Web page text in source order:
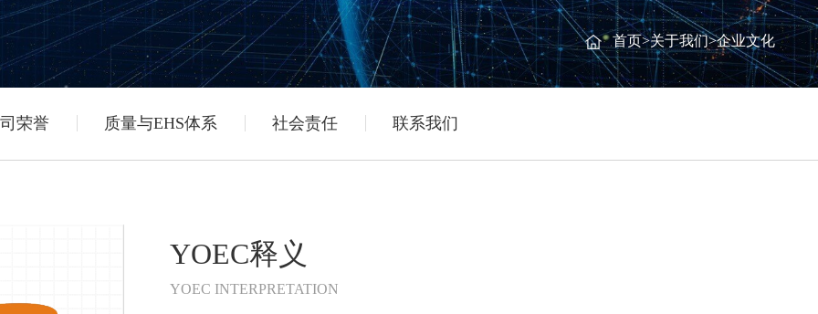
首页>关于我们>企业文化
荣誉 质量与EHS体系 社会责任 联系我们
YOEC释义
YOEC INTERPRETATION